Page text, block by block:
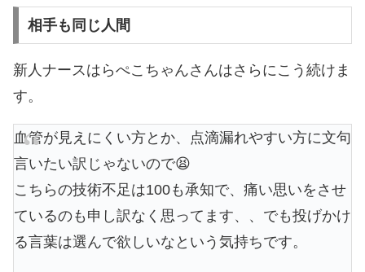
相手も同じ人間
新人ナースはらぺこちゃんさんはさらにこう続けま
す。
血管が見えにくい方とか、点滴漏れやすい方に文句
言いたい訳じゃないので😫
こちらの技術不足は100も承知で、痛い思いをさせ
ているのも申し訳なく思ってます、、でも投げかけ
る言葉は選んで欲しいなという気持ちです。